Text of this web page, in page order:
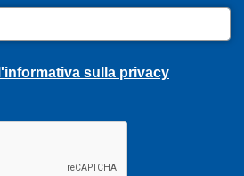
l'informativa sulla privacy